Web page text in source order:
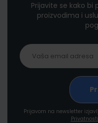
Prijavite se kako
proizvodima i
Prijavom na newsletter